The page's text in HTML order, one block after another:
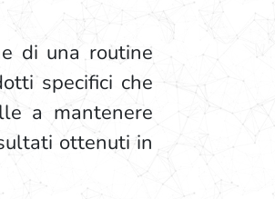
di una routine
specifici che
a mantenere
ottenuti in